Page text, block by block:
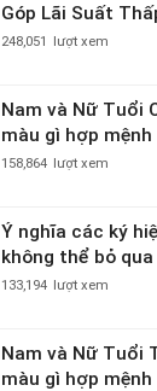
Góp Lãi Suất
248,051 lượt xem
Nam và Nữ Tuổi
màu gì hợp mệnh
158,864 lượt xem
Ý nghĩa các ký
không thể bỏ qua
133,194 lượt xem
Nam và Nữ Tuổi
màu gì hợp mệnh